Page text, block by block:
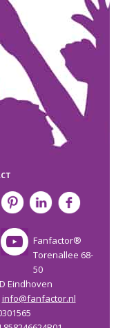
Fanfactor®
Torenallee 68-
50
Eindhoven
info@fanfactor.nl